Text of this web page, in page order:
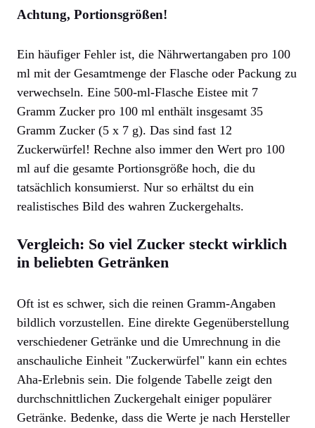
Achtung, Portionsgrößen!
Ein häufiger Fehler ist, die Nährwertangaben pro 100
ml mit der Gesamtmenge der Flasche oder Packung zu
verwechseln. Eine 500-ml-Flasche Eistee mit 7
Gramm Zucker pro 100 ml enthält insgesamt 35
Gramm Zucker (5 x 7 g). Das sind fast 12
Zuckerwürfel! Rechne also immer den Wert pro 100
ml auf die gesamte Portionsgröße hoch, die du
tatsächlich konsumierst. Nur so erhältst du ein
realistisches Bild des wahren Zuckergehalts.
Vergleich: So viel Zucker steckt wirklich
in beliebten Getränken
Oft ist es schwer, sich die reinen Gramm-Angaben
bildlich vorzustellen. Eine direkte Gegenüberstellung
verschiedener Getränke und die Umrechnung in die
anschauliche Einheit "Zuckerwürfel" kann ein echtes
Aha-Erlebnis sein. Die folgende Tabelle zeigt den
durchschnittlichen Zuckergehalt einiger populärer
Getränke. Bedenke, dass die Werte je nach Hersteller